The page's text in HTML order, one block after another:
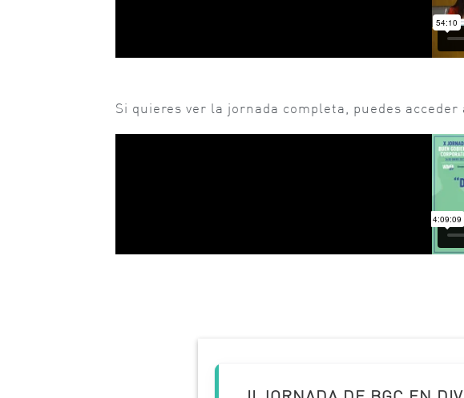
Si quieres ver la jornada completa, puedes acceder